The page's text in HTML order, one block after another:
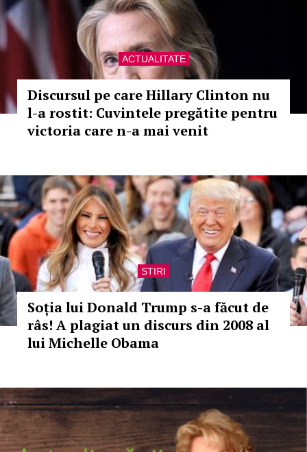
ACTUALITATE
Discursul pe care Hillary Clinton nu
l-a rostit: Cuvintele pregătite pentru
victoria care n-a mai venit
STIRI
Soția lui Donald Trump s-a făcut de
râs! A plagiat un discurs din 2008 al
lui Michelle Obama